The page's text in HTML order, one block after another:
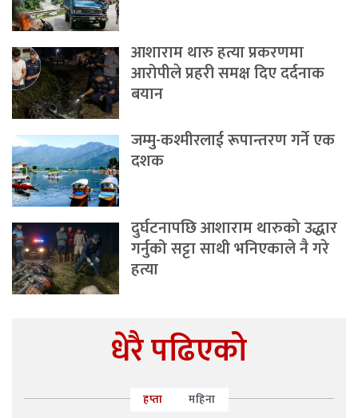
आशाराम थारु हत्या प्रकरणमा
आरोपीले प्रहरी समक्ष दिए दर्दनाक
बयान
जम्मु-कश्मीरलाई रूपान्तरण गर्ने एक
दशक
दुर्घटनापछि आशाराम थारुको उद्धार
गर्नुको सट्टा साथी भनिएकाले नै गरे
हत्या
धेरै पढिएको
हप्ता महिना